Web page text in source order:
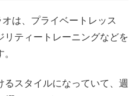
は、プライベートレッス
リティートレーニングなどを
るスタイルになっていて、週